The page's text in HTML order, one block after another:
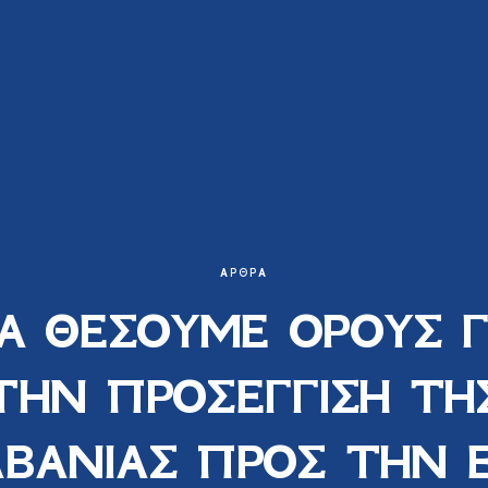
ΆΡΘΡΑ
ΘΕΣΟΥΜΕ ΟΡΟΥΣ
ΠΡΟΣΕΓΓΙΣΗ
ΠΡΟΣ ΤΗΝ